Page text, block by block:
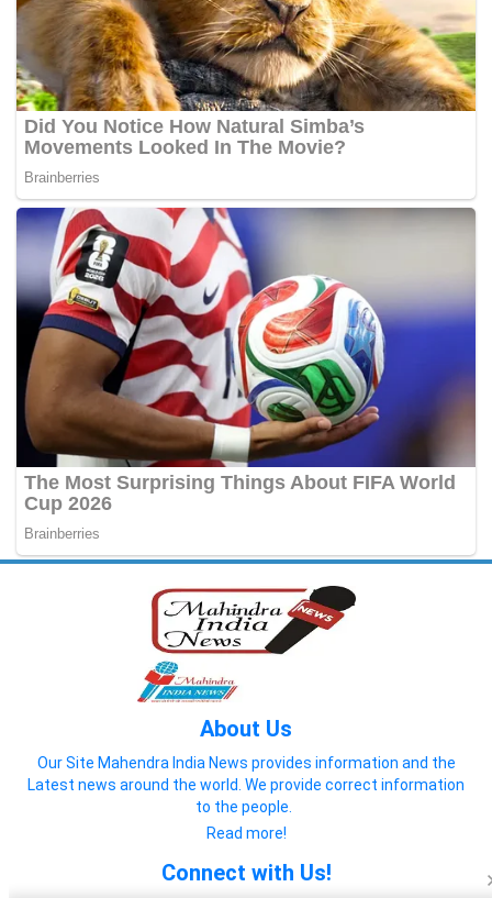
About Us
Our Site Mahendra India News provides information and the
Latest news around the world. We provide correct information
to the people.
Read more!
Connect with Us!